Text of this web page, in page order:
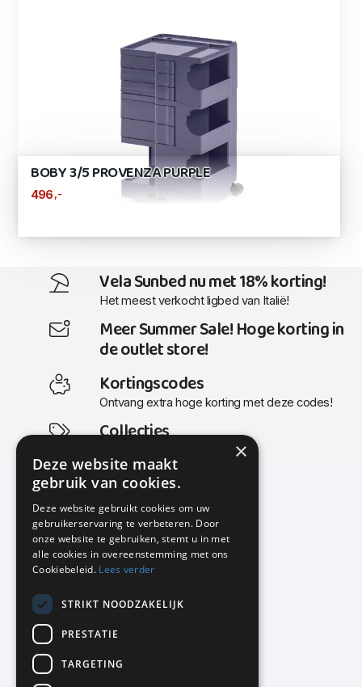
BOBY 3/5 PROVENZA PURPLE
496 ,-
Vela Sunbed nu met 18% korting!
Het meest verkocht ligbed van Italië!
Meer Summer Sale! Hoge korting in
de outlet store!
Kortingscodes
Ontvang extra hoge korting met deze codes!
Collecties
Actuele en populaire collecties
KMP Kantoormeubilair
Airport Business Park
Frankfurtstraat 29-31
1175 RH Lijnden
020-617 01 26
info@kmpkantoormeubilair.nl
Facebook
Instagram
×
Deze website maakt
gebruik van cookies.
Deze website gebruikt cookies om uw
gebruikerservaring te verbeteren. Door
onze website te gebruiken, stemt u in met
alle cookies in overeenstemming met ons
Cookiebeleid. Lees verder
STRIKT NOODZAKELIJK
PRESTATIE
TARGETING